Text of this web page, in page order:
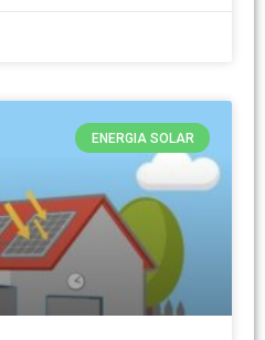
ENERGIA SOLAR